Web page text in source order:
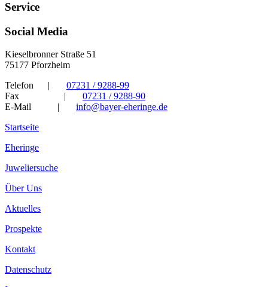
Service
Social Media
Kieselbronner Straße 51
75177 Pforzheim
Telefon
07231 / 9288-99
Fax
07231 / 9288-90
E-Mail
info@bayer-eheringe.de
Startseite
Eheringe
Juweliersuche
Über Uns
Aktuelles
Prospekte
Kontakt
Datenschutz